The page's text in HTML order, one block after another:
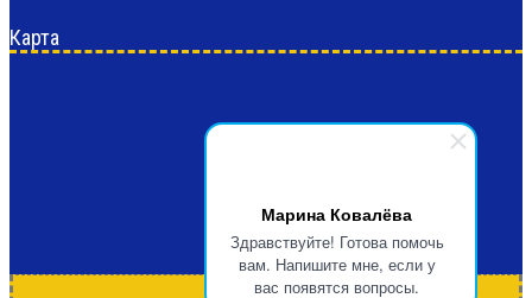
Марина Ковалёва
Здравствуйте! Готова помочь
вам. Напишите мне, если у
вас появятся вопросы.
Карта